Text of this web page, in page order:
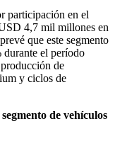
participación en el
4,7 mil millones en
que este segmento
durante el período
de
y ciclos de
de vehículos